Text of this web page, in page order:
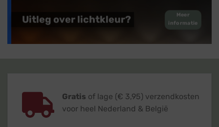
Uitleg over lichtkleur?
Meer
informatie
Gratis of lage (€ 3,95) verzendkosten
voor heel Nederland & België